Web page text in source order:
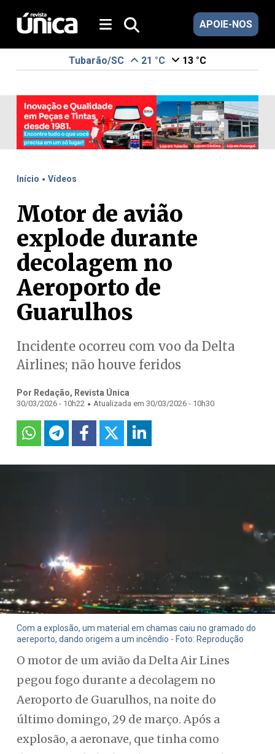
APOIE-NOS
Tubarão/SC 21 °C 13 °C
Início . Vídeos
Motor de avião
explode durante
decolagem no
Aeroporto de
Guarulhos
Incidente ocorreu com voo da Delta
Airlines; não houve feridos
Por Redação, Revista Única
30/03/2026 - 10h22 . Atualizada em 30/03/2026 - 10h30
Com a explosão, um material em chamas caiu no gramado do
aereporto, dando origem a um incêndio - Foto: Reprodução
O motor de um avião da Delta Air Lines
pegou fogo durante a decolagem no
Aeroporto de Guarulhos, na noite do
último domingo, 29 de março. Após a
explosão, a aeronave, que tinha como